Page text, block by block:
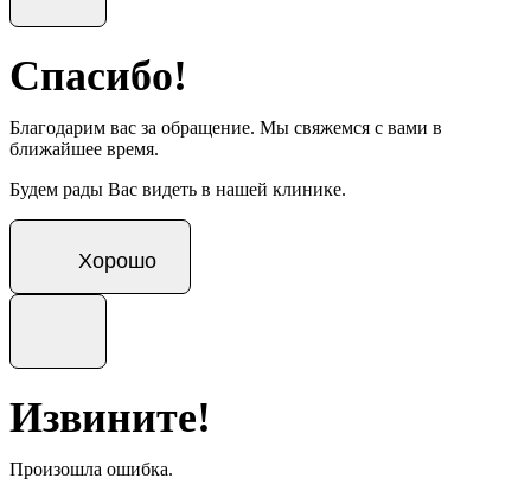
Спасибо!
Благодарим вас за обращение. Мы свяжемся с вами в
ближайшее время.
Будем рады Вас видеть в нашей клинике.
Хорошо
Извините!
Произошла ошибка.